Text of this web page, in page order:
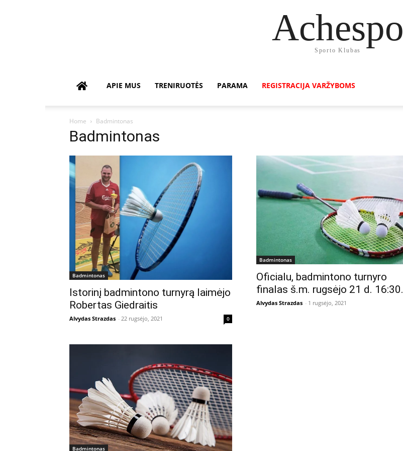
Achespo
Sporto Klubas
APIE MUS TRENIRUOTĖS PARAMA REGISTRACIJA VARŽYBOMS
Home Badmintonas
Badmintonas
Badmintonas
Istorinį badmintono turnyrą laimėjo
Robertas Giedraitis
Alvydas Strazdas - 22 rugsėjo, 2021 0
Badmintonas
Oficialu, badmintono turnyro
finalas š.m. rugsėjo 21 d. 16:30.
Alvydas Strazdas - 1 rugsėjo, 2021
Badmintonas